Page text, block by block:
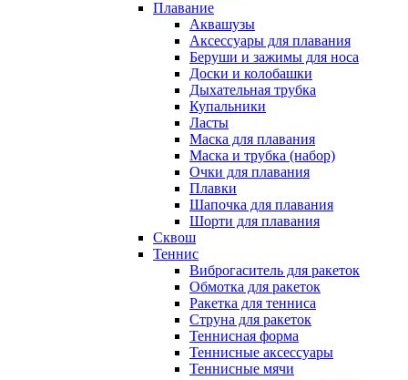
Плавание
Аквашузы
Аксессуары для плавания
Беруши и зажимы для носа
Доски и колобашки
Дыхательная трубка
Купальники
Ласты
Маска для плавания
Маска и трубка (набор)
Очки для плавания
Плавки
Шапочка для плавания
Шорти для плавания
Сквош
Теннис
Виброгаситель для ракеток
Обмотка для ракеток
Ракетка для тенниса
Струна для ракеток
Теннисная форма
Теннисные аксессуары
Теннисные мячи